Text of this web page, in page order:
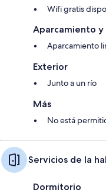
Wifi gratis
Aparcamiento
Aparcamiento
Exterior
Junto a un río
Más
No está
Servicios de la
Dormitorio